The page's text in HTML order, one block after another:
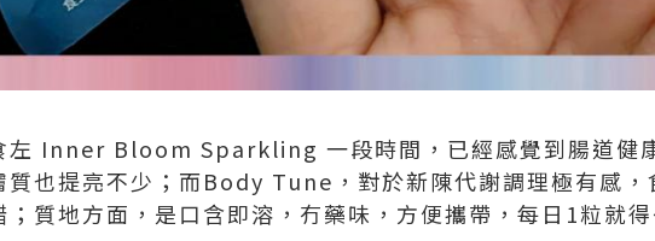
左 Inner Bloom Sparkling 一段時間，已經感覺到腸道健
質也提亮不少；而Body Tune，對於新陳代謝調理極有感
；質地方面，是口含即溶，冇藥味，方便攜帶，每日1粒就